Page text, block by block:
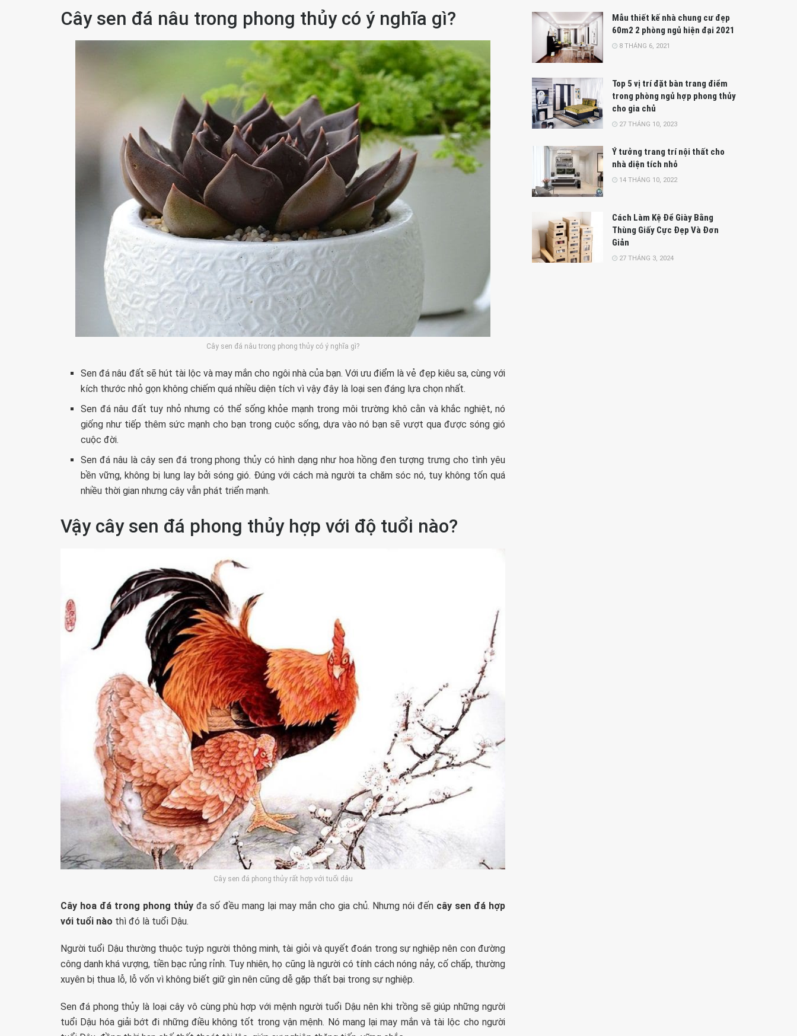
Cây sen đá nâu trong phong thủy có ý nghĩa gì?
Cây sen đá nâu trong phong thủy có ý nghĩa gì?
Sen đá nâu đất sẽ hút tài lộc và may mắn cho ngôi nhà của bạn. Với ưu điểm là vẻ đẹp kiêu sa, cùng với
kích thước nhỏ gọn không chiếm quá nhiều diện tích vì vậy đây là loại sen đáng lựa chọn nhất.
Sen đá nâu đất tuy nhỏ nhưng có thể sống khỏe mạnh trong môi trường khô cằn và khắc nghiệt, nó
giống như tiếp thêm sức mạnh cho bạn trong cuộc sống, dựa vào nó bạn sẽ vượt qua được sóng gió
cuộc đời.
Sen đá nâu là cây sen đá trong phong thủy có hình dạng như hoa hồng đen tượng trưng cho tình yêu
bền vững, không bị lung lay bởi sóng gió. Đúng với cách mà người ta chăm sóc nó, tuy không tốn quá
nhiều thời gian nhưng cây vẫn phát triển mạnh.
Vậy cây sen đá phong thủy hợp với độ tuổi nào?
Cây sen đá phong thủy rất hợp với tuổi dậu
Cây hoa đá trong phong thủy đa số đều mang lại may mắn cho gia chủ. Nhưng nói đến cây sen đá hợp
với tuổi nào thì đó là tuổi Dậu.
Người tuổi Dậu thường thuộc tuýp người thông minh, tài giỏi và quyết đoán trong sự nghiệp nên con đường
công danh khá vượng, tiền bạc rủng rỉnh. Tuy nhiên, họ cũng là người có tính cách nóng nảy, cố chấp, thường
xuyên bị thua lỗ, lỗ vốn vì không biết giữ gìn nên cũng dễ gặp thất bại trong sự nghiệp.
Sen đá phong thủy là loại cây vô cùng phù hợp với mệnh người tuổi Dậu nên khi trồng sẽ giúp những người
tuổi Dậu hóa giải bớt đi những điều không tốt trong vận mệnh. Nó mang lại may mắn và tài lộc cho người
Mẫu thiết kế nhà chung cư đẹp
60m2 2 phòng ngủ hiện đại 2021
8 THÁNG 6, 2021
Top 5 vị trí đặt bàn trang điểm
trong phòng ngủ hợp phong thủy
cho gia chủ
27 THÁNG 10, 2023
Ý tưởng trang trí nội thất cho
nhà diện tích nhỏ
14 THÁNG 10, 2022
Cách Làm Kệ Để Giày Bằng
Thùng Giấy Cực Đẹp Và Đơn
Giản
27 THÁNG 3, 2024